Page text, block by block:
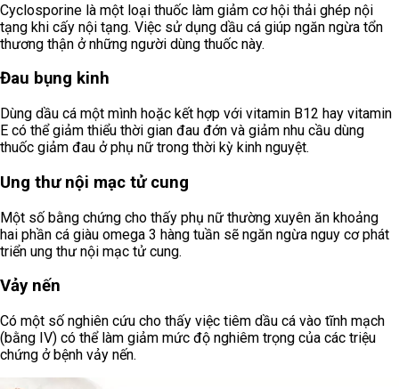
Cyclosporine là một loại thuốc làm giảm cơ hội thải ghép nội
tạng khi cấy nội tạng. Việc sử dụng dầu cá giúp ngăn ngừa tổn
thương thận ở những người dùng thuốc này.
Đau bụng kinh
Dùng dầu cá một mình hoặc kết hợp với vitamin B12 hay vitamin
E có thể giảm thiểu thời gian đau đớn và giảm nhu cầu dùng
thuốc giảm đau ở phụ nữ trong thời kỳ kinh nguyệt.
Ung thư nội mạc tử cung
Một số bằng chứng cho thấy phụ nữ thường xuyên ăn khoảng
hai phần cá giàu omega 3 hàng tuần sẽ ngăn ngừa nguy cơ phát
triển ung thư nội mạc tử cung.
Vảy nến
Có một số nghiên cứu cho thấy việc tiêm dầu cá vào tĩnh mạch
(bằng IV) có thể làm giảm mức độ nghiêm trọng của các triệu
chứng ở bệnh vảy nến.